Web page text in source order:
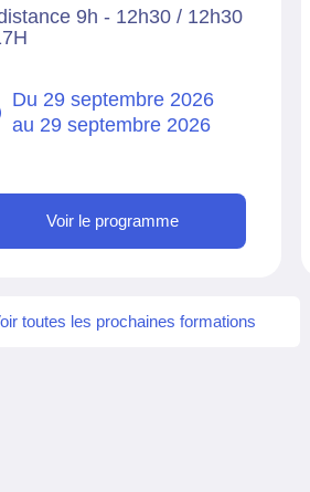
9h - 12h30 / 12h30
Du 29 septembre 2026
au 29 septembre 2026
Voir le programme
toutes les prochaines formations